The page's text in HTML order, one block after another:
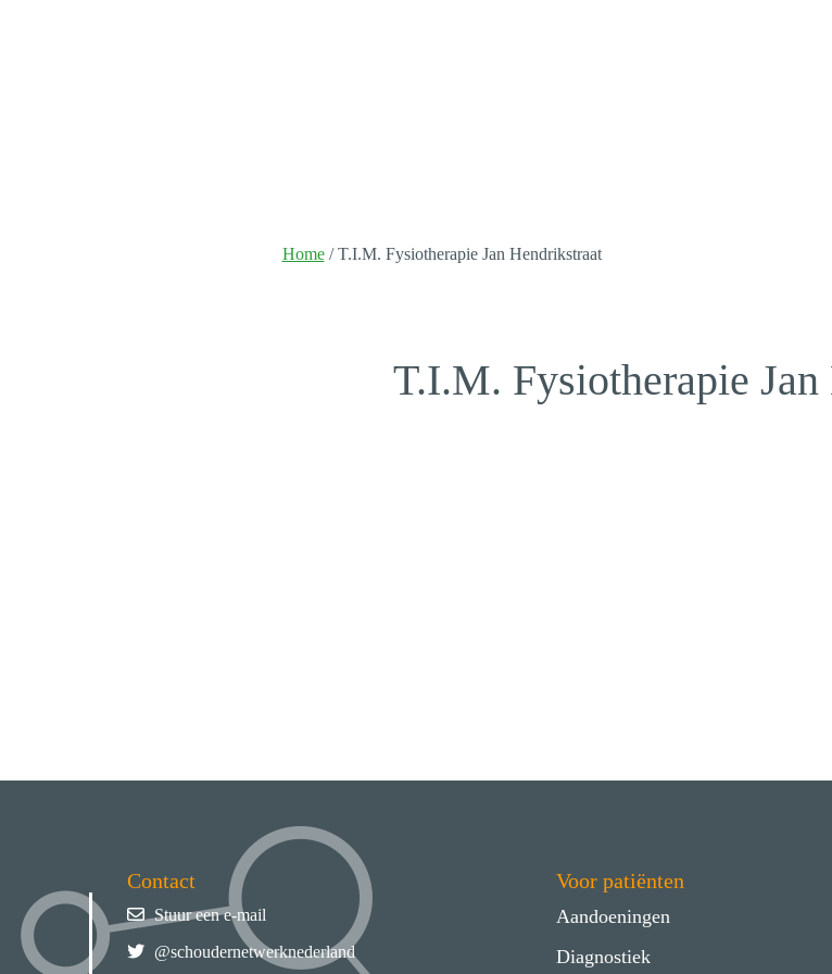
Home/T.I.M. Fysiotherapie Jan Hendrikstraat
T.I.M. Fysiotherapie
Contact
Stuur een e-mail
@schoudernetwerknederland
Voor patiënten
Aandoeningen
Diagnostiek